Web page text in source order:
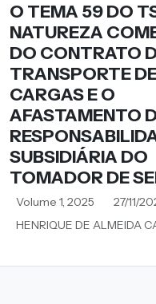
O TEMA 59 DO
NATUREZA
DO CONTRATO
TRANSPORTE
CARGAS E O
AFASTAMENTO
SUBSIDIÁRIA DO
TOMADOR DE
Volume 1, 2025
27/11/
HENRIQUE DE ALMEIDA